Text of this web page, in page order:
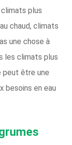
plus
chaud, climats
une chose à
les climats plus
peut être une
besoins en eau